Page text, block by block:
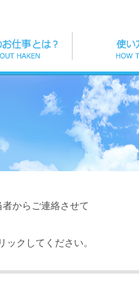
からご連絡させて
クしてください。